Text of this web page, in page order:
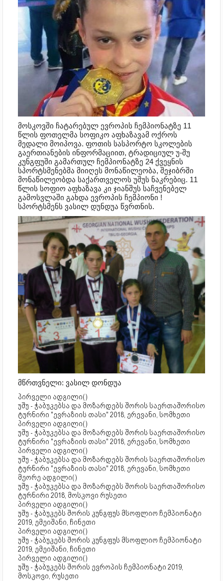
მოსკოვში ჩატარებულ ევროპის ჩემპიონატზე 11
წლის ფოთელმა სოფიკო აფხაზავამ ოქროს
მედალი მოიპოვა. ფოთის სასპორტო სკოლების
გაერთიანების ინფორმაციით, ტრადიციულ უ-შუ
კუნგფუში გამართულ ჩემპიონატზე 24 ქვეყნის
სპორტსმენებმა მიიღეს მონაწილეობა, შეჯიბრში
მონაწილეობდა საქართველოს უშუს ნაკრებიც. 11
წლის სოფიო აფხაზავა კი ჯიანშუს საჩვენებელ
გამოსვლაში გახდა ევროპის ჩემპიონი !
სპორტსმენს ვასილ დუნდუა წვრთნის.
მწრთვნელი: ვასილ დონდუა
პირველი ადგილი()
უშუ - ჭაბუკებსა და მოზარდებს შორის საერთაშორისო
ტურნირი "ევრაზიის თასი" 2018, ერევანი, სომხეთი
პირველი ადგილი()
უშუ - ჭაბუკებსა და მოზარდებს შორის საერთაშორისო
ტურნირი "ევრაზიის თასი" 2018, ერევანი, სომხეთი
პირველი ადგილი()
უშუ - ჭაბუკებსა და მოზარდებს შორის საერთაშორისო
ტურნირი "ევრაზიის თასი" 2018, ერევანი, სომხეთი
მეორე ადგილი()
უშუ - ჭაბუკებსა და მოზარდებს შორის საერთაშორისო
ტურნირი 2018, მოსკოვი რუსეთი
პირველი ადგილი()
უშუ - ჭაბუკებს შორის კუნგფუს მსოფლიო ჩემპიონატი
2019, ემეიშანი, ჩინეთი
პირველი ადგილი()
უშუ - ჭაბუკებს შორის კუნგფუს მსოფლიო ჩემპიონატი
2019, ემეიშანი, ჩინეთი
პირველი ადგილი()
უშუ - ჭაბუკებს შორის ევროპის ჩემპიონატი 2019,
მოსკოვი, რუსეთი